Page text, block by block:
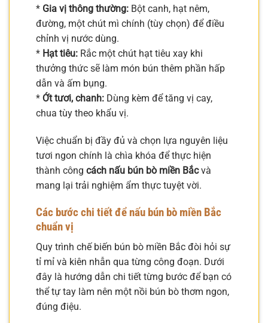
* Gia vị thông thường: Bột canh, hạt nêm,
đường, một chút mì chính (tùy chọn) để điều
chỉnh vị nước dùng.
* Hạt tiêu: Rắc một chút hạt tiêu xay khi
thưởng thức sẽ làm món bún thêm phần hấp
dẫn và ấm bụng.
* Ớt tươi, chanh: Dùng kèm để tăng vị cay,
chua tùy theo khẩu vị.
Việc chuẩn bị đầy đủ và chọn lựa nguyên liệu
tươi ngon chính là chìa khóa để thực hiện
thành công cách nấu bún bò miền Bắcvà
mang lại trải nghiệm ẩm thực tuyệt vời.
Các bước chi tiết để nấu bún bò miền Bắc
chuẩn vị
Quy trình chế biến bún bò miền Bắc đòi hỏi sự
tỉ mỉ và kiên nhẫn qua từng công đoạn. Dưới
đây là hướng dẫn chi tiết từng bước để bạn có
thể tự tay làm nên một nồi bún bò thơm ngon,
đúng điệu.